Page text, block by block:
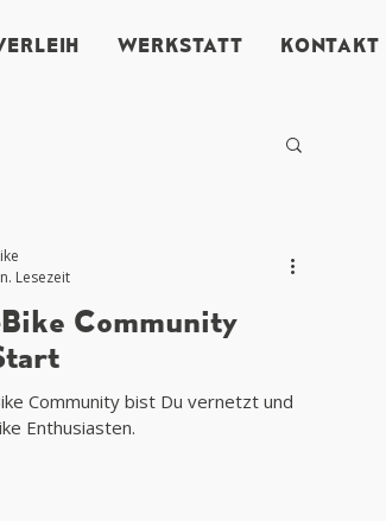
WERKSTATT KONTAKT
Community
Community bist Du vernetzt und
Enthusiasten.
Lesezeit